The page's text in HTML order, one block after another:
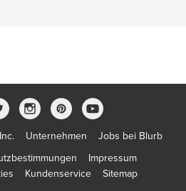
Unternehmen
Jobs bei Blurb
Impressum
Kundenservice Sitemap